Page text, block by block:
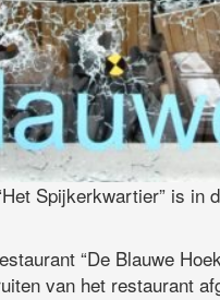
Spijkerkwartier” is in
“De Blauwe
van het restaurant